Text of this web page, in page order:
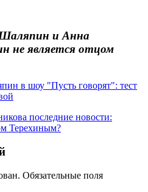
и Анна
не является отцом
в шоу "Пусть говорят": тест
последние новости:
Терехиным?
Обязательные поля